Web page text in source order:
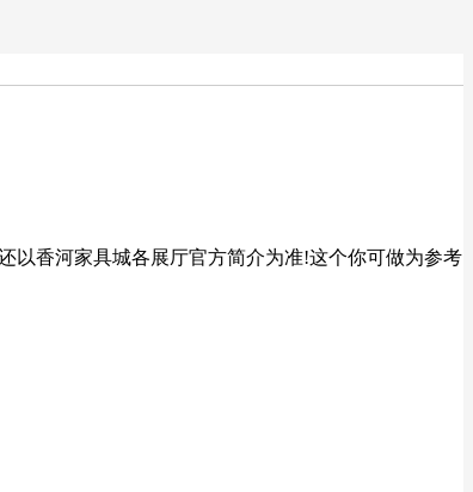
以香河家具城各展厅官方简介为准!这个你可做为参考